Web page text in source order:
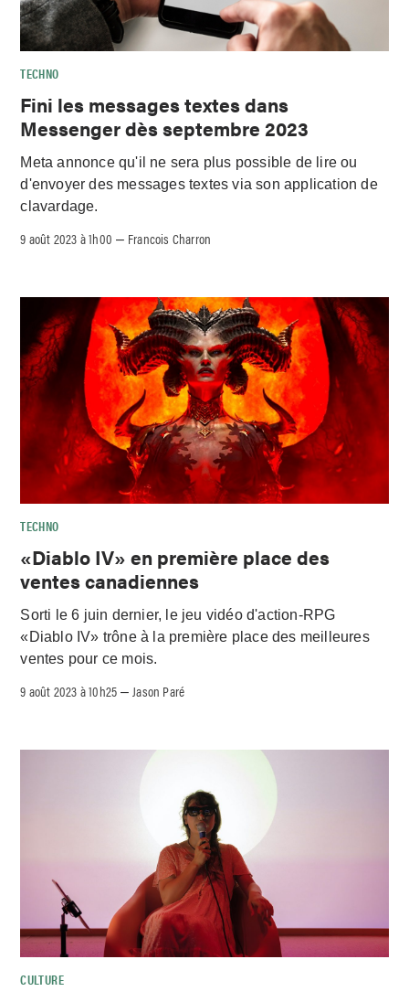
TECHNO
Fini les messages textes dans
Messenger dès septembre 2023
Meta annonce qu'il ne sera plus possible de lire ou
d'envoyer des messages textes via son application de
clavardage.
9 août 2023 à 1h00 – Francois Charron
TECHNO
«Diablo IV» en première place des
ventes canadiennes
Sorti le 6 juin dernier, le jeu vidéo d'action-RPG
«Diablo IV» trône à la première place des meilleures
ventes pour ce mois.
9 août 2023 à 10h25 – Jason Paré
CULTURE